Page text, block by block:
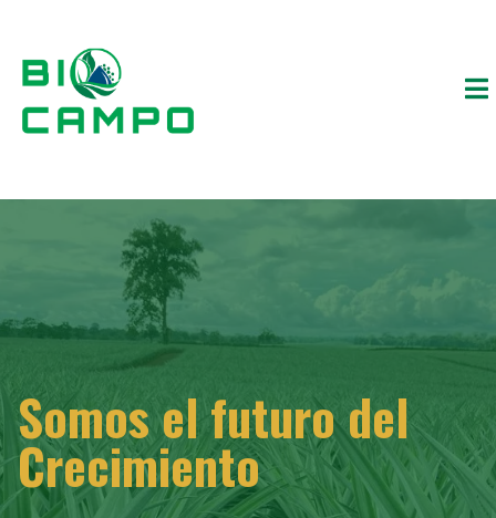
Somos el futuro del
Crecimiento